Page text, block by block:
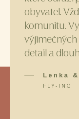
obyvatel.
komunitu.
výjimečných
detail a
Lenka
FLY-ING